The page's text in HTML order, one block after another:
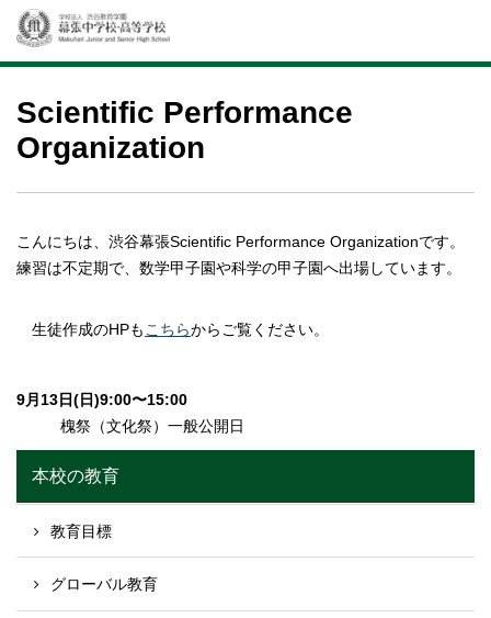
Scientific Performance
Organization
こんにちは、渋谷幕張Scientific Performance Organizationです。
練習は不定期で、数学甲子園や科学の甲子園へ出場しています。
生徒作成のHPも こちらからご覧ください。
9月13日(日)9:00〜15:00
槐祭（文化祭）一般公開日
本校の教育
教育目標
グローバル教育